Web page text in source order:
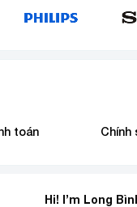
toán Chính
Hi! I’m Long